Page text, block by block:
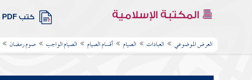
المكتبة الإسلامية كتب PDF
العرض الموضوعي العبادات الصيام أقسام الصيام الصيام الواجب صوم رمضان